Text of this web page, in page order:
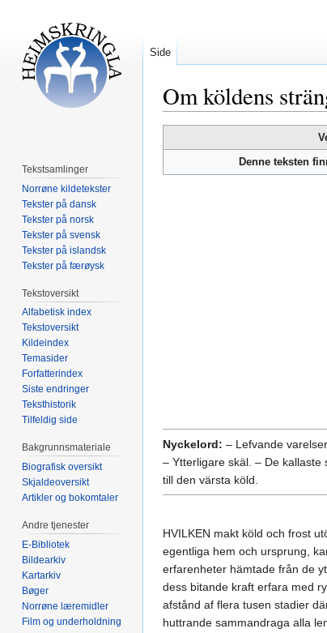
Om köldens
til
til
Denne teksten
Nyckelord: – Lefvande
– Ytterligare skäl. – De
till den värsta köld.
HVILKEN makt köld och frost
egentliga hem och ursprung,
erfarenheter hämtade från de
dess bitande kraft erfara med
afstånd af flera tusen stadier
huttrande sammandraga alla
Side
Tekstsamlinger
Norrøne kildetekster
Tekster på dansk
Tekster på norsk
Tekster på svensk
Tekster på islandsk
Tekster på færøysk
Tekstoversikt
Alfabetisk index
Tekstoversikt
Kildeindex
Temasider
Forfatterindex
Siste endringer
Teksthistorik
Tilfeldig side
Bakgrunnsmateriale
Biografisk oversikt
Skjaldeoversikt
Artikler og bokomtaler
Andre tjenester
E-Bibliotek
Bildearkiv
Kartarkiv
Bøger
Norrøne læremidler
Film og underholdning